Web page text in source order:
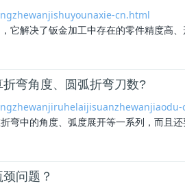
cn.html
解决了钣金加工中存在的零件精度高
弯角度、圆弧折弯刀数?
中的角度、弧度展开等一系列，而且
问题？